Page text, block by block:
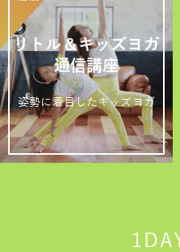
リトル＆キッズヨガ
通信講座
姿勢に着目したキッズヨガ